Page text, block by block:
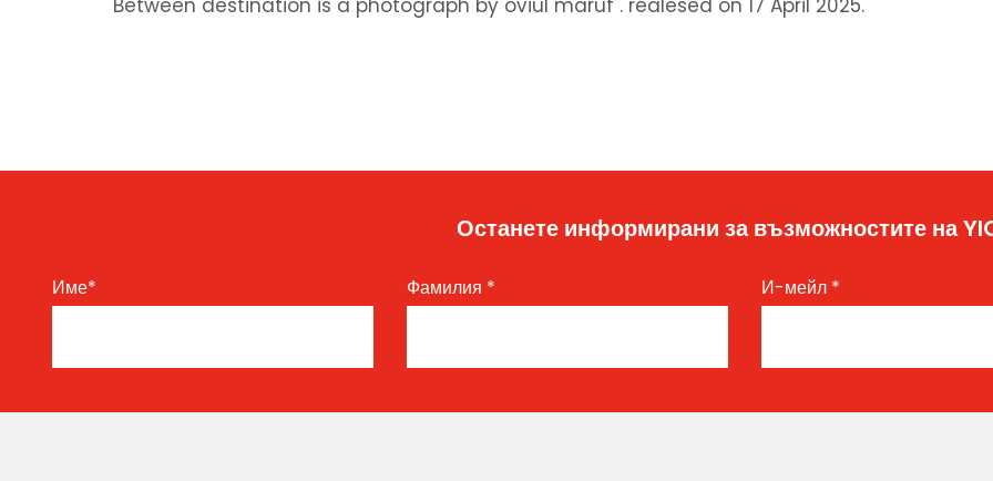
Between destination is a photograph by oviul maruf . realesed on 17 April 2025.
Останете информирани за възможностите на
Име* Фамилия * И-мейл *